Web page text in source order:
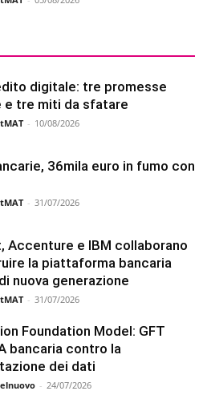
digitale: tre promesse
e tre miti da sfatare
- 10/08/2026
36mila euro in fumo con
- 31/07/2026
Accenture e IBM collaborano
la piattaforma bancaria
nuova generazione
- 31/07/2026
Foundation Model: GFT
bancaria contro la
dei dati
- 24/07/2026